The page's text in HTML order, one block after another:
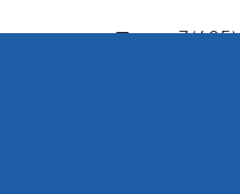
Тел.: